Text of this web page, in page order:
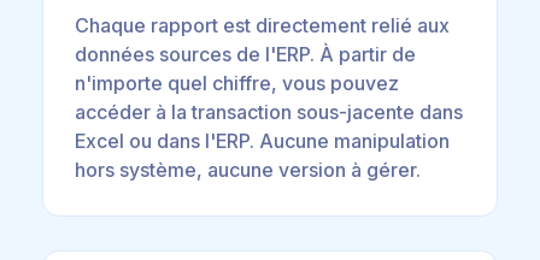
Chaque rapport est directement relié aux
données sources de l'ERP. À partir de
n'importe quel chiffre, vous pouvez
accéder à la transaction sous-jacente dans
Excel ou dans l'ERP. Aucune manipulation
hors système, aucune version à gérer.